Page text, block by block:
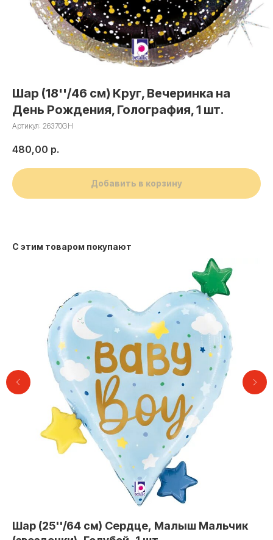
Шар (18''/46 см) Круг, Вечеринка на
День Рождения, Голография, 1 шт.
Артикул: 26370GH
480,00 р.
Добавить в корзину
С этим товаром покупают
Шар (25''/64 см) Сердце, Малыш Мальчик
Контакты
+7 (495) 005-03-13